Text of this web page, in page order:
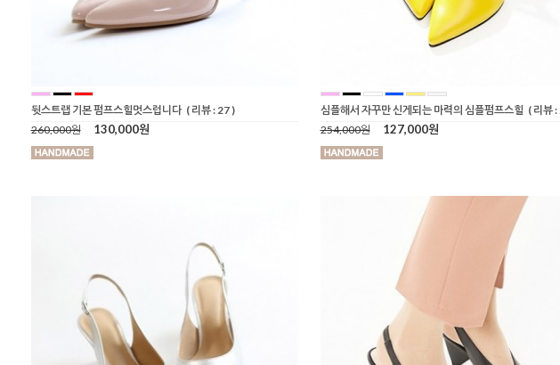
뒷스트랩 기본 펌프스힐멋스럽니다 ( 리뷰 : 27 )
260,000원
130,000원
심플해서 자꾸만 신게되는 마력의 심플펌프스힐 ( 리뷰
254,000원
127,000원